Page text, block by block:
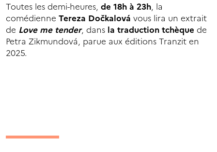
Toutes les demi-heures, de 18h à 23h, la
comédienne Tereza Dočkalová vous lira un extrait
de Love me tender, dans la traduction tchèque de
Petra Zikmundová, parue aux éditions Tranzit en
2025.